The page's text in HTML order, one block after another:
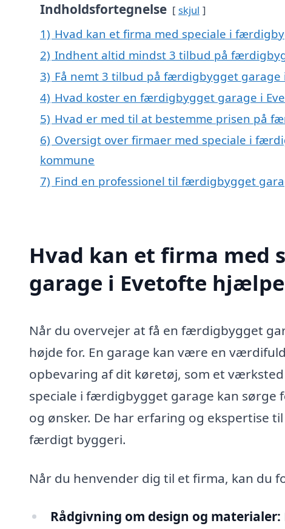
Indholdsfortegnelse skjul
1) Hvad kan et firma med speciale i
2) Indhent altid mindst 3 tilbud på
3) Få nemt 3 tilbud på færdigbygget
4) Hvad koster en færdigbygget garage i
5) Hvad er med til at bestemme prisen på
6) Oversigt over firmaer med speciale i
kommune
7) Find en professionel til færdigbygget
Hvad kan et firma med
garage i Evetofte
Når du overvejer at få en færdigbygget
højde for. En garage kan være en
opbevaring af dit køretøj, som et
speciale i færdigbygget garage kan sørge
og ønsker. De har erfaring og ekspertise
færdigt byggeri.
Når du henvender dig til et firma, kan du
Rådgivning om design og materialer: